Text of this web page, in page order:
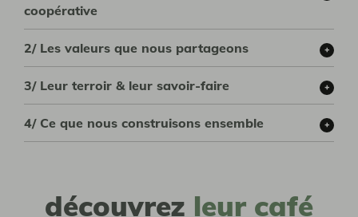
coopérative
2/ Les valeurs que nous partageons
3/ Leur terroir & leur savoir-faire
4/ Ce que nous construisons ensemble
découvrez leur café